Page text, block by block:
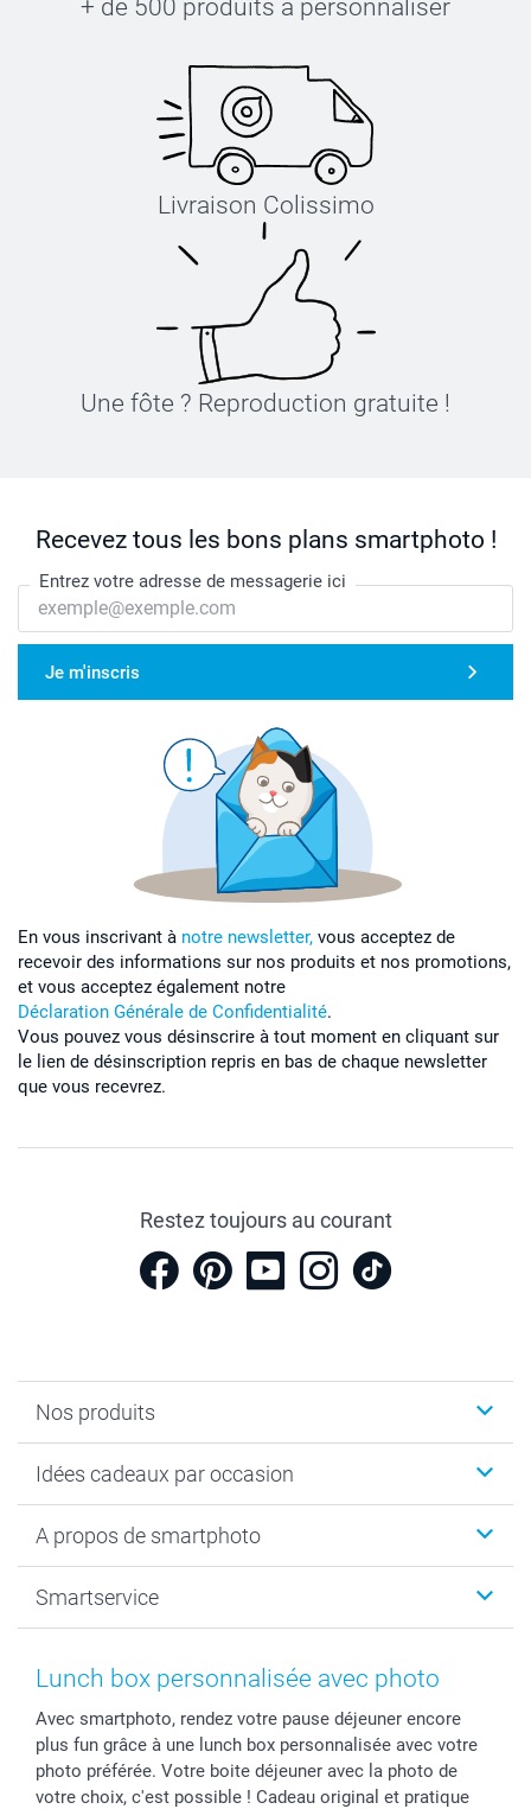
+ de 500 produits à personnaliser
Livraison Colissimo
Une fôte ? Reproduction gratuite !
Recevez tous les bons plans smartphoto !
Entrez votre adresse de messagerie ici
Je m'inscris
En vous inscrivant à notre newsletter, vous acceptez de
recevoir des informations sur nos produits et nos promotions,
et vous acceptez également notre
Déclaration Générale de Confidentialité.
Vous pouvez vous désinscrire à tout moment en cliquant sur
le lien de désinscription repris en bas de chaque newsletter
que vous recevrez.
Restez toujours au courant
Nos produits
Calendrier photo & Agenda photo
Tirage photo & agrandissement
Faire-part & Cartes
Coques smartphone
Stickers & Etiquettes
Cadres photo & accessoires déco
Dénicheur d'idées cadeau
Idées cadeaux par occasion
Anniversaire
Naissance & baptême
Fête des Mères
Communion
Baptême
Toussaint
A propos de smartphoto
Plan du site
Droit de rétraction
Vie privée
Gestion des cookies
Tarifs
Smartservice
Aide
smartfriends
Livraison
Modes de paiement
Lunch box personnalisée avec photo
Avec smartphoto, rendez votre pause déjeuner encore
plus fun grâce à une lunch box personnalisée avec votre
photo préférée. Votre boite déjeuner avec la photo de
votre choix, c'est possible ! Cadeau original et pratique